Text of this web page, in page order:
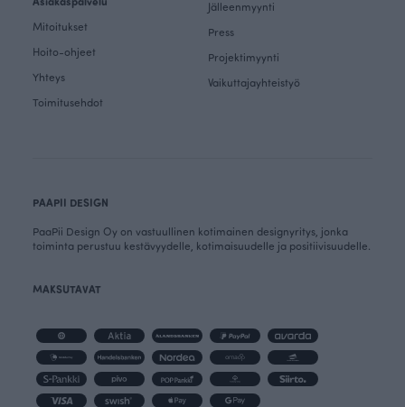
Mitoitukset
Hoito-ohjeet
Yhteys
Toimitusehdot
Jälleenmyynti
Press
Projektimyynti
Vaikuttajayhteistyö
PAAPII DESIGN
PaaPii Design Oy on vastuullinen kotimainen designyritys, jonka
toiminta perustuu kestävyydelle, kotimaisuudelle ja positiivisuudelle.
MAKSUTAVAT